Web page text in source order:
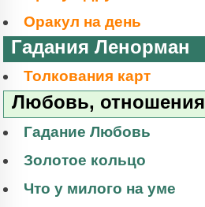
Оракул на день
Гадания Ленорман
Толкования карт
Любовь, отношения
Гадание Любовь
Золотое кольцо
Что у милого на уме